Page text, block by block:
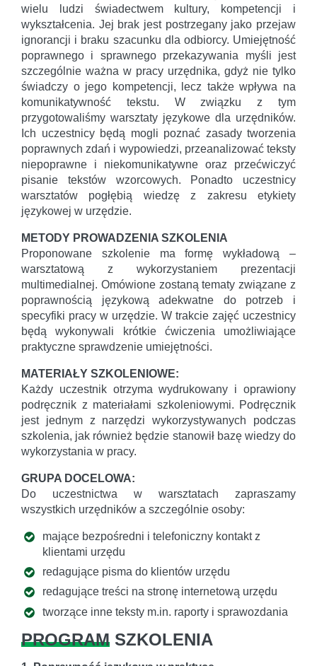
wielu ludzi świadectwem kultury, kompetencji i
wykształcenia. Jej brak jest postrzegany jako przejaw
ignorancji i braku szacunku dla odbiorcy. Umiejętność
poprawnego i sprawnego przekazywania myśli jest
szczególnie ważna w pracy urzędnika, gdyż nie tylko
świadczy o jego kompetencji, lecz także wpływa na
komunikatywność tekstu. W związku z tym
przygotowaliśmy warsztaty językowe dla urzędników.
Ich uczestnicy będą mogli poznać zasady tworzenia
poprawnych zdań i wypowiedzi, przeanalizować teksty
niepoprawne i niekomunikatywne oraz przećwiczyć
pisanie tekstów wzorcowych. Ponadto uczestnicy
warsztatów pogłębią wiedzę z zakresu etykiety
językowej w urzędzie.
METODY PROWADZENIA SZKOLENIA
Proponowane szkolenie ma formę wykładową –
warsztatową z wykorzystaniem prezentacji
multimedialnej. Omówione zostaną tematy związane z
poprawnością językową adekwatne do potrzeb i
specyfiki pracy w urzędzie. W trakcie zajęć uczestnicy
będą wykonywali krótkie ćwiczenia umożliwiające
praktyczne sprawdzenie umiejętności.
MATERIAŁY SZKOLENIOWE:
Każdy uczestnik otrzyma wydrukowany i oprawiony
podręcznik z materiałami szkoleniowymi. Podręcznik
jest jednym z narzędzi wykorzystywanych podczas
szkolenia, jak również będzie stanowił bazę wiedzy do
wykorzystania w pracy.
GRUPA DOCELOWA:
Do uczestnictwa w warsztatach zapraszamy
wszystkich urzędników a szczególnie osoby:
mające bezpośredni i telefoniczny kontakt z
klientami urzędu
redagujące pisma do klientów urzędu
redagujące treści na stronę internetową urzędu
tworzące inne teksty m.in. raporty i sprawozdania
PROGRAM SZKOLENIA